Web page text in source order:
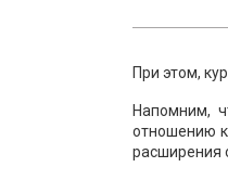
При этом,
Напомним,
отношению
расширения